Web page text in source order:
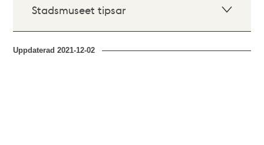
Stadsmuseet tipsar
Uppdaterad2021-12-02